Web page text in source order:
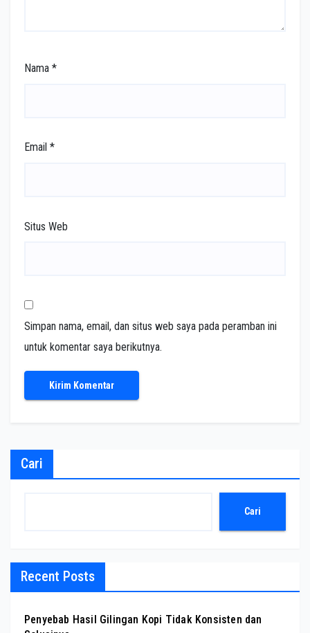
Nama *
Email *
Situs Web
Simpan nama, email, dan situs web saya pada peramban ini
untuk komentar saya berikutnya.
Cari
Cari
Recent Posts
Penyebab Hasil Gilingan Kopi Tidak Konsisten dan